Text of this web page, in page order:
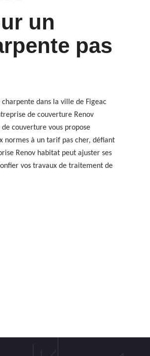
un
pas
dans la ville de Figeac
de couverture Renov
couverture vous propose
normes à un tarif pas cher, défiant
Renov habitat peut ajuster ses
vos travaux de traitement de